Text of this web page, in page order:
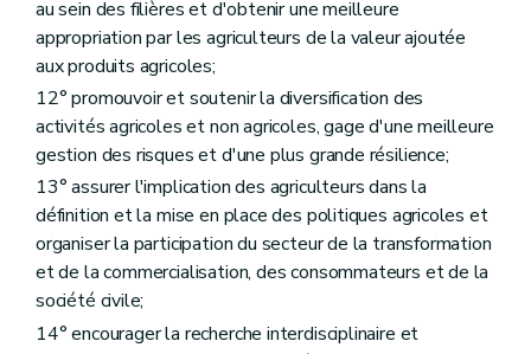
Section 5 Les associations d'hobbyistes
Art. D109
Art. D110
Section 6 "Dispositions diverses"
Art. D111
Art. D112
Art. D113
Art. D114
Chapitre III Services d'accompagnement de l'agriculteur
Section 1
Services de remplacement de l'agriculteur
Art. D115
Art. D116
Art. D117
Art. D118
Section 2 Services de conseils aux agriculteurs en difficulté
Art. D119
au sein des filières et d'obtenir une meilleure
appropriation par les agriculteurs de la valeur ajoutée
aux produits agricoles;
12° promouvoir et soutenir la diversification des
activités agricoles et non agricoles, gage d'une meilleure
gestion des risques et d'une plus grande résilience;
13° assurer l'implication des agriculteurs dans la
définition et la mise en place des politiques agricoles et
organiser la participation du secteur de la transformation
et de la commercialisation, des consommateurs et de la
société civile;
14° encourager la recherche interdisciplinaire et